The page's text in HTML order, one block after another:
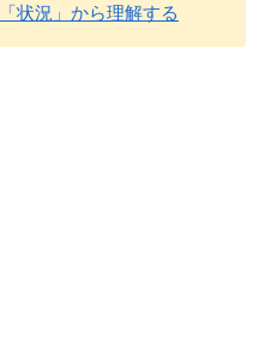
状況」から理解する